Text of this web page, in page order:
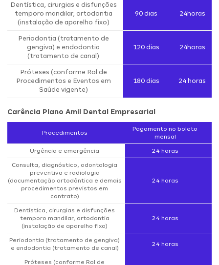
Dentística, cirurgias e disfunções
temporo mandilar, ortodontia
(instalação de aparelho fixo)
90 dias 24horas
Periodontia (tratamento de
gengiva) e endodontia
(tratamento de canal)
120 dias 24horas
Próteses (conforme Rol de
Procedimentos e Eventos em
Saúde vigente)
180 dias 24 horas
Carência Plano Amil Dental Empresarial
Procedimentos
Pagamento no boleto
mensal
Urgência e emergência 24 horas
Consulta, diagnóstico, odontologia
preventiva e radiologia
(documentação ortodôntica e demais
procedimentos previstos em
contrato)
24 horas
Dentística, cirurgias e disfunções
temporo mandilar, ortodontia
(instalação de aparelho fixo)
24 horas
Periodontia (tratamento de gengiva)
e endodontia (tratamento de canal)
24 horas
Próteses (conforme Rol de